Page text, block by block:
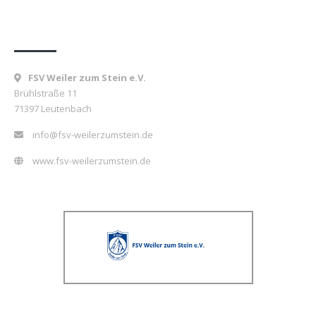
FSV Weiler zum Stein e.V.
Brühlstraße 11
71397 Leutenbach
info@fsv-weilerzumstein.de
www.fsv-weilerzumstein.de